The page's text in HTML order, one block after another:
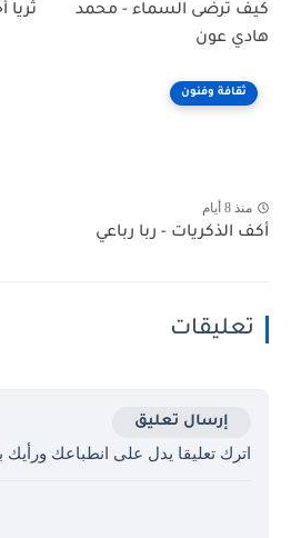
كيف ترضى السماء - محمد
هادي عون
ثريا
ثقافة وفنون
منذ 8 أيام
أكف الذكريات - ربا رباعي
تعليقات
إرسال تعليق
اترك تعليقا يدل على انطباعك ورأيك